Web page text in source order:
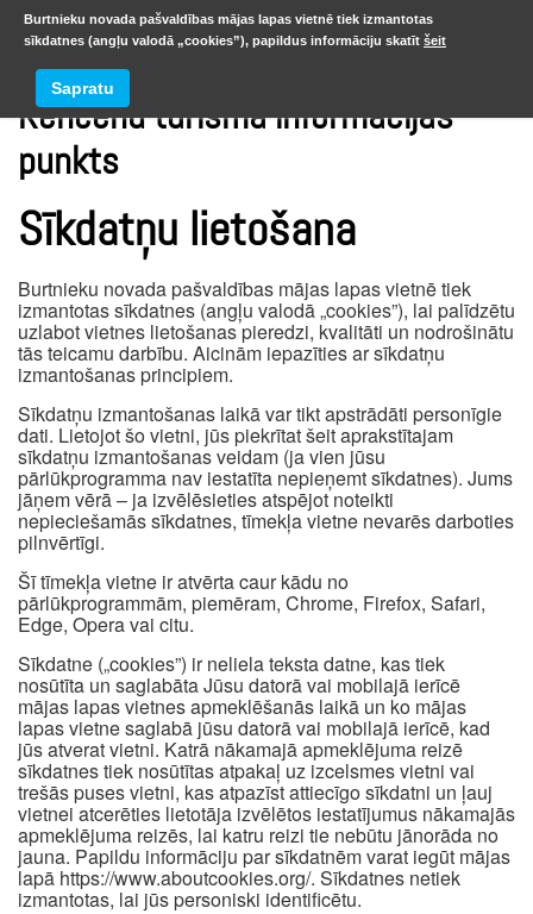
Rencēnu tūrisma informācijas
punkts
Sīkdatņu lietošana
Burtnieku novada pašvaldības mājas lapas vietnē tiek
izmantotas sīkdatnes (angļu valodā „cookies”), lai palīdzētu
uzlabot vietnes lietošanas pieredzi, kvalitāti un nodrošinātu
tās teicamu darbību. Aicinām iepazīties ar sīkdatņu
izmantošanas principiem.
Sīkdatņu izmantošanas laikā var tikt apstrādāti personīgie
dati. Lietojot šo vietni, jūs piekrītat šeit aprakstītajam
sīkdatņu izmantošanas veidam (ja vien jūsu
pārlūkprogramma nav iestatīta nepieņemt sīkdatnes). Jums
jāņem vērā – ja izvēlēsieties atspējot noteikti
nepieciešamās sīkdatnes, tīmekļa vietne nevarēs darboties
pilnvērtīgi.
Šī tīmekļa vietne ir atvērta caur kādu no
pārlūkprogrammām, piemēram, Chrome, Firefox, Safari,
Edge, Opera vai citu.
Sīkdatne („cookies”) ir neliela teksta datne, kas tiek
nosūtīta un saglabāta Jūsu datorā vai mobilajā ierīcē
mājas lapas vietnes apmeklēšanās laikā un ko mājas
lapas vietne saglabā jūsu datorā vai mobilajā ierīcē, kad
jūs atverat vietni. Katrā nākamajā apmeklējuma reizē
sīkdatnes tiek nosūtītas atpakaļ uz izcelsmes vietni vai
trešās puses vietni, kas atpazīst attiecīgo sīkdatni un ļauj
vietnei atcerēties lietotāja izvēlētos iestatījumus nākamajās
apmeklējuma reizēs, lai katru reizi tie nebūtu jānorāda no
jauna. Papildu informāciju par sīkdatnēm varat iegūt mājas
lapā https://www.aboutcookies.org/. Sīkdatnes netiek
izmantotas, lai jūs personiski identificētu.
Burtnieku novada pašvaldības mājas lapas vietnē tiek izmantotas
sīkdatnes (angļu valodā „cookies”), papildus informāciju skatīt šeit
Sapratu